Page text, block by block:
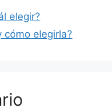
elegir?
cómo elegirla?